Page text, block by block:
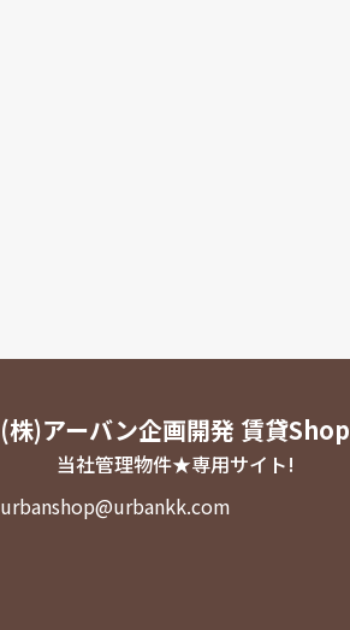
(株)アーバン企画開発 賃貸Shop
当社管理物件★専用サイト!
urbanshop@urbankk.com